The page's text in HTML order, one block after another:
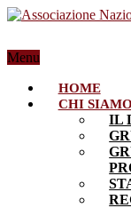
Menu
HOME
CHI SIAMO
IL